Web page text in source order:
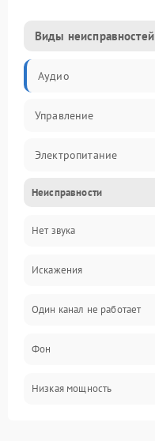
Виды неисправностей
Аудио
Управление
Электропитание
Видео
Неисправности
Нет звука
Искажения
Один канал не работает
Фон
Низкая мощность